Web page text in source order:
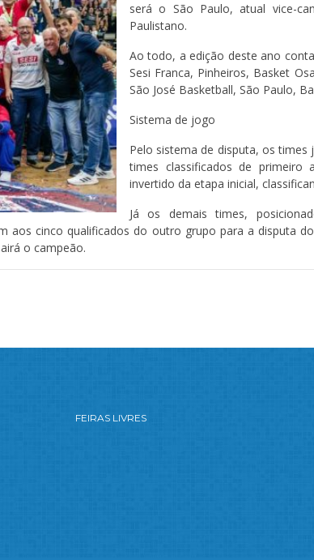
será o São Paulo, atual vice-
Paulistano.
Ao todo, a edição deste ano
Sesi Franca, Pinheiros, Basket
São José Basketball, São Paulo,
Sistema de jogo
Pelo sistema de disputa, os
times classificados de
invertido da etapa inicial,
Já os demais times,
cinco qualificados do outro grupo para a disputa
o campeão.
FEIRAS LIVRES